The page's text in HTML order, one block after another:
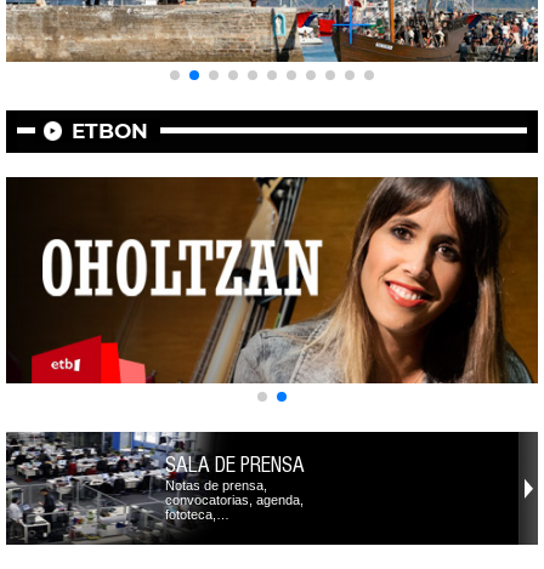
ETBON
SALA DE PRENSA
Notas de prensa,
convocatorias, agenda,
fototeca,…